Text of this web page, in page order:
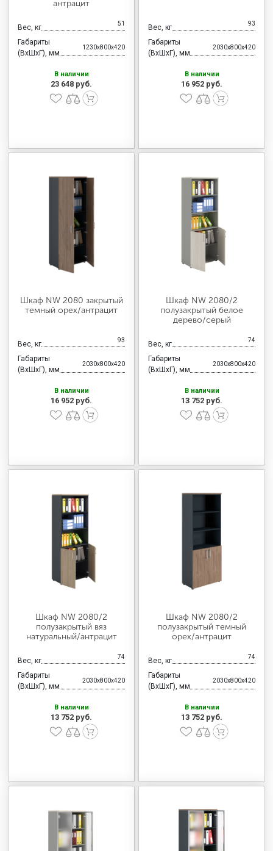
антрацит
Вес, кг 51
Габариты
(ВхШхГ), мм
1230x800x420
В наличии
23 648 руб.
Вес, кг 93
Габариты
(ВхШхГ), мм
2030x800x420
В наличии
16 952 руб.
Шкаф NW 2080 закрытый
темный орех/антрацит
Вес, кг 93
Габариты
(ВхШхГ), мм
2030x800x420
В наличии
16 952 руб.
Шкаф NW 2080/2
полузакрытый белое
дерево/серый
Вес, кг 74
Габариты
(ВхШхГ), мм
2030x800x420
В наличии
13 752 руб.
Шкаф NW 2080/2
полузакрытый вяз
натуральный/антрацит
Вес, кг 74
Габариты
(ВхШхГ), мм
2030x800x420
В наличии
13 752 руб.
Шкаф NW 2080/2
полузакрытый темный
орех/антрацит
Вес, кг 74
Габариты
(ВхШхГ), мм
2030x800x420
В наличии
13 752 руб.